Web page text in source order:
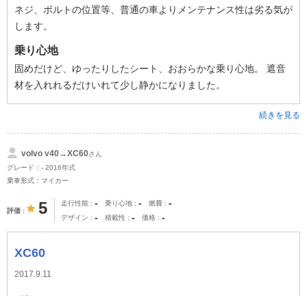
ネジ、ボルトの位置等、普通の車よりメンテナンス性は劣る気が
します。
乗り心地
固めだけど、ゆったりしたシート、おおらかな乗り心地。 遮音
材を入れれるだけいれて少し静かになりました。
続きを見る
volvo v40→XC60さん
グレード：- 2016年式
乗車形式：マイカー
評価 5 走行性能 - 乗り心地 - 燃費 -
デザイン - 積載性 - 価格 -
XC60
2017.9.11